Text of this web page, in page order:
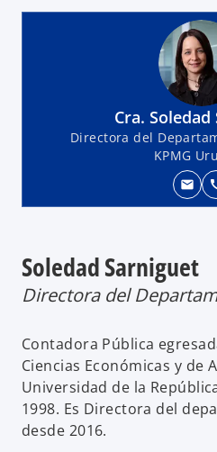
Cra.
Directora del
KPMG
mail
Soledad Sarniguet
Directora del
Contadora Pública
Ciencias Económicas y de
Universidad de la
1998. Es Directora del
desde 2016.